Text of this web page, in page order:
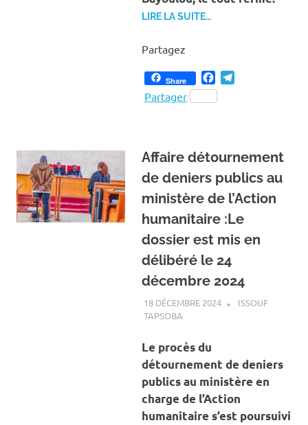
LIRE LA SUITE…
Partagez
Share Facebook
Partager
Affaire détournement
de deniers publics au
ministère de l’Action
humanitaire :Le
dossier est mis en
délibéré le 24
décembre 2024
18 DÉCEMBRE 2024
ISSOUF
TAPSOBA
Le procès du
détournement de deniers
publics au ministère en
charge de l’Action
humanitaire s’est poursuivi